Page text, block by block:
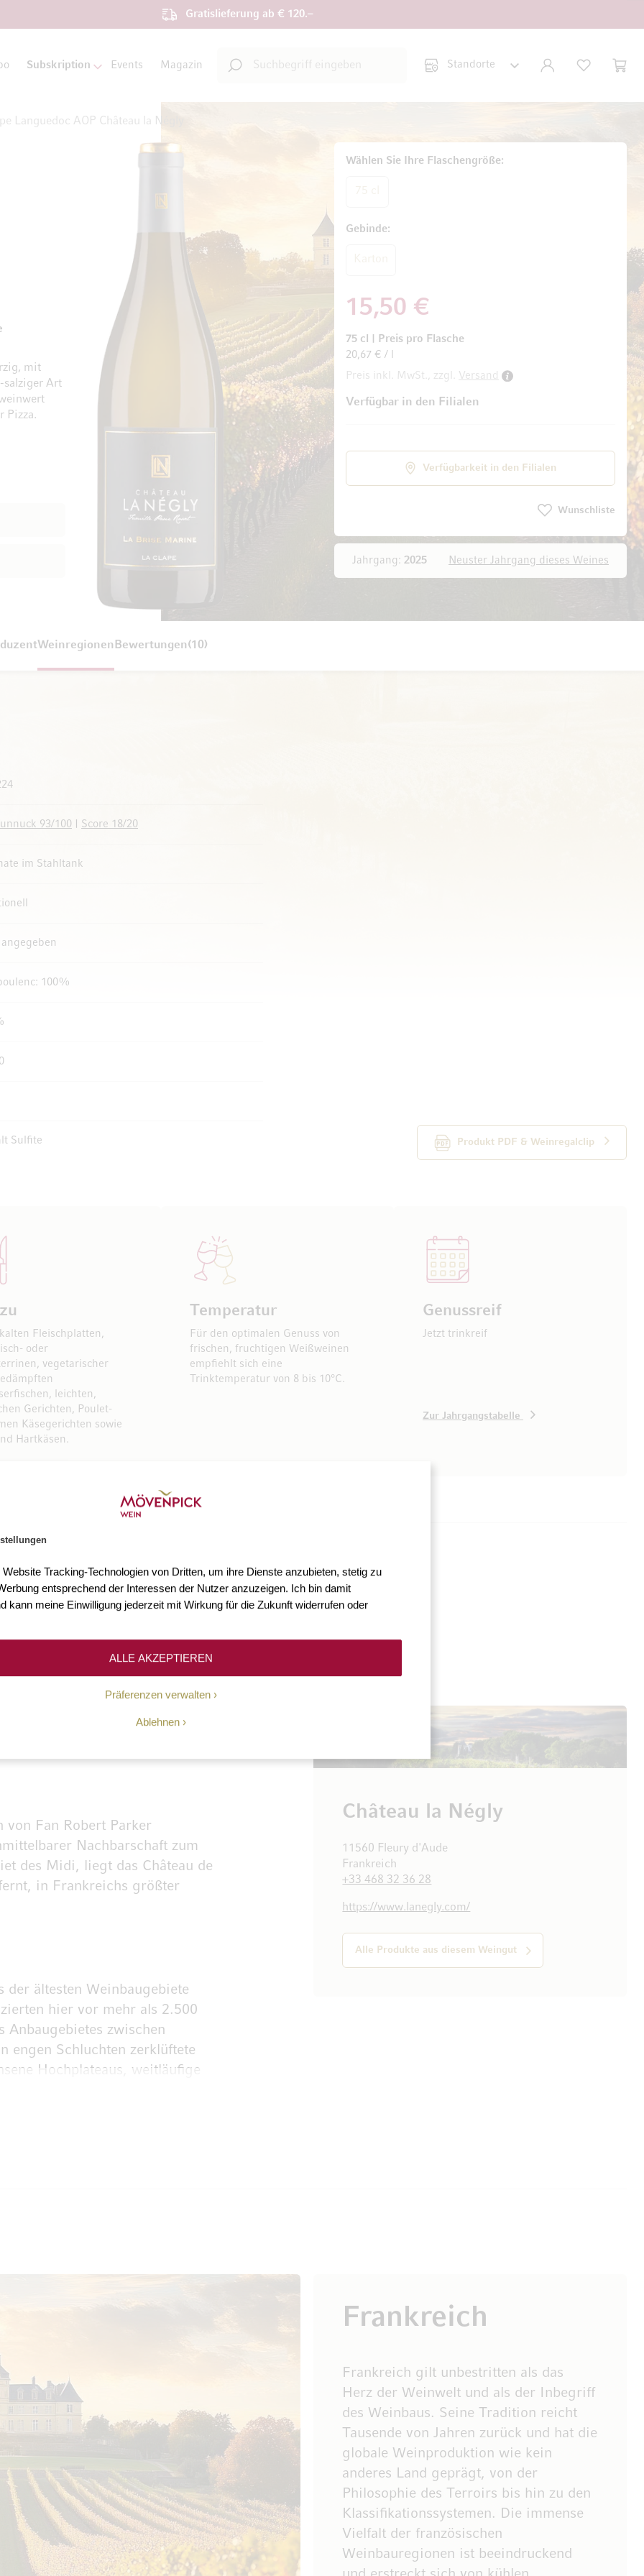
Tracking-Technologien von Dritten, um ihre Dienste anzubieten, stetig zu
entsprechend der Interessen der Nutzer anzuzeigen. Ich bin damit
kann meine Einwilligung jederzeit mit Wirkung für die Zukunft widerrufen oder
Präferenzen verwalten
Ablehnen
ALLE AKZEPTIEREN
Gratislieferung ab € 120.–
Subskription Events Magazin
Suche KONTO WUNSCHLISTE
Languedoc AOP Château la Négly
mit
salziger Art
Pizza.
Jahrgang: 2025 Neuster Jahrgang dieses Weines
Wählen Sie Ihre Flaschengröße
Gebinde
15,50 €
75 cl
Preis pro Flasche
20,67 € / l
Preis inkl. MwSt., zzgl. Versand
Verfügbar in den Filialen
Verfügbarkeit in den Filialen
Wunschliste
Zum Ende der Bildgalerie springenZum Anfang der Bildgalerie springen
Weinregionen Bewertungen 10
Produkt PDF & Weinregalclip
93/100 Score 18/20
im Stahltank
angegeben
100%
Sulfite
Fleischplatten,
oder
vegetarischer
leichten,
Gerichten, Poulet-
Käsegerichten sowie
Hartkäsen.
Temperatur
Für den optimalen Genuss von
frischen, fruchtigen Weißweinen
empfiehlt sich eine
Trinktemperatur von 8 bis 10°C.
Genussreif
Jetzt trinkreif
Zur Jahrgangstabelle
Wein
Château la Négly
11560 Fleury d'Aude
Frankreich
+33 468 32 36 28
https://www.lanegly.com/
Alle Produkte aus diesem Weingut
von Fan Robert Parker
Nachbarschaft zum
des Midi, liegt das Château de
in Frankreichs größter
der ältesten Weinbaugebiete
hier vor mehr als 2.500
Anbaugebietes zwischen
engen Schluchten zerklüftete
Hochplateaus, weitläufige
Bedingungen für Weinbau
von Hitze und
profitieren von ausreichend
de la Négly und
typischen Rebsorten des
Grenache, Syrah,
die ältesten Rebstöcke sind
hoher aromatischer
ganz auf Qualität und stellte
einen handwerklichen
durch penible
und führte die manuelle
Hand anschließt, um unreife
Paux-Rosset einige
Frankreich
Frankreich gilt unbestritten als das
Herz der Weinwelt und als der Inbegriff
des Weinbaus. Seine Tradition reicht
Tausende von Jahren zurück und hat die
globale Weinproduktion wie kein
anderes Land geprägt, von der
Philosophie des Terroirs bis hin zu den
Klassifikationssystemen. Die immense
Vielfalt der französischen
Weinbauregionen ist beeindruckend